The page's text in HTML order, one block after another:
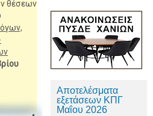
θέσεων
Αποτελέσματα
εξετάσεων ΚΠΓ
Μαΐου 2026